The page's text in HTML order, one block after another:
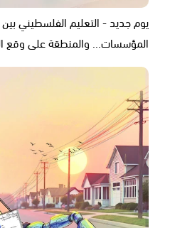
يوم جديد - التعليم الفلسطيني
المؤسسات... والمنطقة على وقع التصعيد